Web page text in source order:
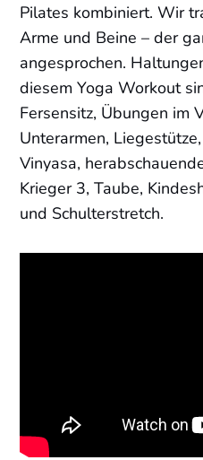
Pilates kombiniert. Wir
Arme und Beine – der
angesprochen.
diesem Yoga Workout
Fersensitz, Übungen im
Unterarmen,
Vinyasa,
Krieger 3, Taube,
und Schulterstretch.